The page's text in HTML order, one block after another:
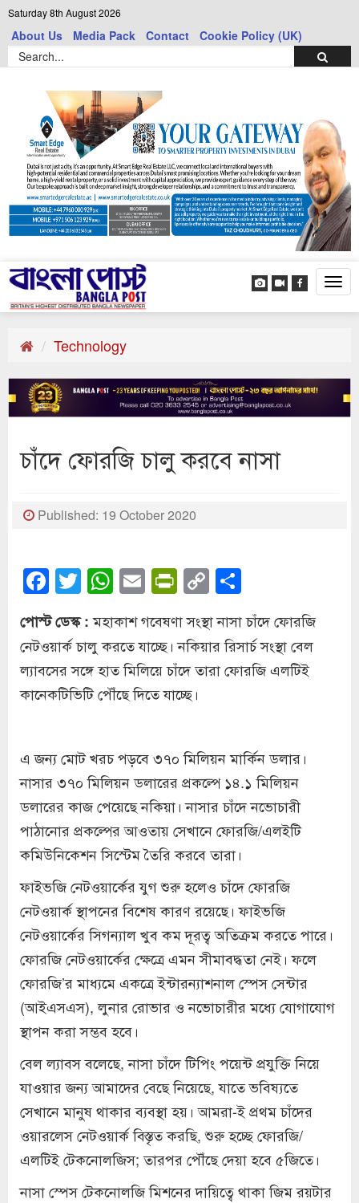
Saturday 8th August 2026
About Us Media Pack Contact Cookie Policy (UK)
Technology
চাঁদে ফোরজি চালু করবে নাসা
Published: 19 October 2020
Facebook
Twitter
WhatsApp
EmailPrintFriendly
Copy
Link
পোস্ট ডেস্ক :মহাকাশ গবেষণা সংস্থা নাসা চাঁদে ফোরজি
নেটওয়ার্ক চালু করতে যাচ্ছে। নকিয়ার রিসার্চ সংস্থা বেল
ল্যাবসের সঙ্গে হাত মিলিয়ে চাঁদে তারা ফোরজি এলটিই
কানেকটিভিটি পৌঁছে দিতে যাচ্ছে।
এ জন্য মোট খরচ পড়বে ৩৭০ মিলিয়ন মার্কিন ডলার।
নাসার ৩৭০ মিলিয়ন ডলারের প্রকল্পে ১৪.১ মিলিয়ন
ডলারের কাজ পেয়েছে নকিয়া। নাসার চাঁদে নভোচারী
পাঠানোর প্রকল্পের আওতায় সেখানে ফোরজি/এলইটি
কমিউনিকেশন সিস্টেম তৈরি করবে তারা।
ফাইভজি নেটওয়ার্কের যুগ শুরু হলেও চাঁদে ফোরজি
নেটওয়ার্ক স্থাপনের বিশেষ কারণ রয়েছে। ফাইভজি
নেটওয়ার্কের সিগন্যাল খুব কম দূরত্ব অতিক্রম করতে পারে।
ফোরজি নেটওয়ার্কের ক্ষেত্রে এমন সীমাবদ্ধতা নেই। ফলে
ফোরজি’র মাধ্যমে একত্রে ইন্টারন্যাশনাল স্পেস সেন্টার
(আইএসএস), লুনার রোভার ও নভোচারীর মধ্যে যোগাযোগ
স্থাপন করা সম্ভব হবে।
বেল ল্যাবস বলেছে, নাসা চাঁদে টিপিং পয়েন্ট প্রযুক্তি নিয়ে
যাওয়ার জন্য আমাদের বেছে নিয়েছে, যাতে ভবিষ্যতে
সেখানে মানুষ থাকার ব্যবস্থা হয়। আমরা-ই প্রথম চাঁদের
ওয়ারলেস নেটওয়ার্ক বিস্তৃত করছি, শুরু হচ্ছে ফোরজি/
এলটিই টেকনোলজিস; তারপর পৌঁছে দেয়া হবে ৫জিতে।
নাসা স্পেস টেকনোলজি মিশনের দায়িত্বে থাকা জিম রয়টার